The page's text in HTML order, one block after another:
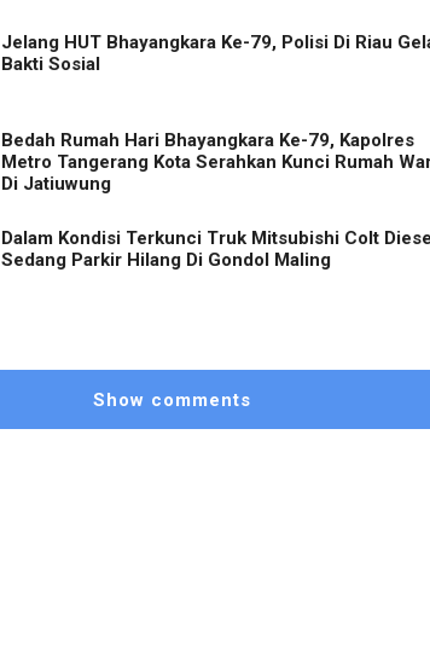
Jelang HUT Bhayangkara Ke-79, Polisi Di Riau
Bakti Sosial
Bedah Rumah Hari Bhayangkara Ke-79, Kapolres
Metro Tangerang Kota Serahkan Kunci Rumah
Di Jatiuwung
Dalam Kondisi Terkunci Truk Mitsubishi Colt
Sedang Parkir Hilang Di Gondol Maling
Show comments